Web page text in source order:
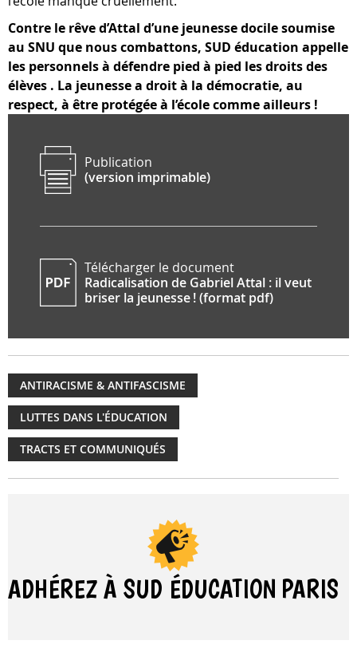
Contre le rêve d’Attal d’une jeunesse docile soumise
au SNU que nous combattons, SUD éducation appelle
les personnels à défendre pied à pied les droits des
élèves . La jeunesse a droit à la démocratie, au
respect, à être protégée à l’école comme ailleurs !
Publication
(version imprimable)
Télécharger le document
Radicalisation de Gabriel Attal : il veut
briser la jeunesse ! (format pdf)
ANTIRACISME & ANTIFASCISME
LUTTES DANS L'ÉDUCATION
TRACTS ET COMMUNIQUÉS
ADHÉREZ À SUD ÉDUCATION PARIS